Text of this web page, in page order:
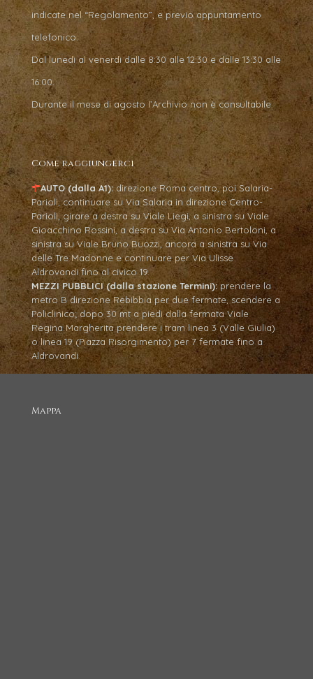
indicate nel “Regolamento”, e previo appuntamento
telefonico.
Dal lunedì al venerdì dalle 8:30 alle 12:30 e dalle 13:30 alle
16:00.
Durante il mese di agosto l’Archivio non è consultabile.
Come raggiungerci
AUTO (dalla A1): direzione Roma centro, poi Salaria-
Parioli, continuare su Via Salaria in direzione Centro-
Parioli, girare a destra su Viale Liegi, a sinistra su Viale
Gioacchino Rossini, a destra su Via Antonio Bertoloni, a
sinistra su Viale Bruno Buozzi, ancora a sinistra su Via
delle Tre Madonne e continuare per Via Ulisse
Aldrovandi fino al civico 19.
MEZZI PUBBLICI (dalla stazione Termini): prendere la
metro B direzione Rebibbia per due fermate, scendere a
Policlinico; dopo 30 mt a piedi dalla fermata Viale
Regina Margherita prendere i tram linea 3 (Valle Giulia)
o linea 19 (Piazza Risorgimento) per 7 fermate fino a
Aldrovandi.
Mappa